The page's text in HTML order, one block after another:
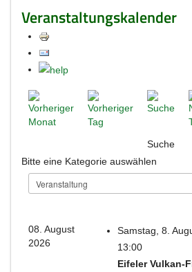
Veranstaltungskalender
Suche
Bitte eine Kategorie auswählen
08. August
2026
Samstag, 8.
13:00
Eifeler Vulkan-